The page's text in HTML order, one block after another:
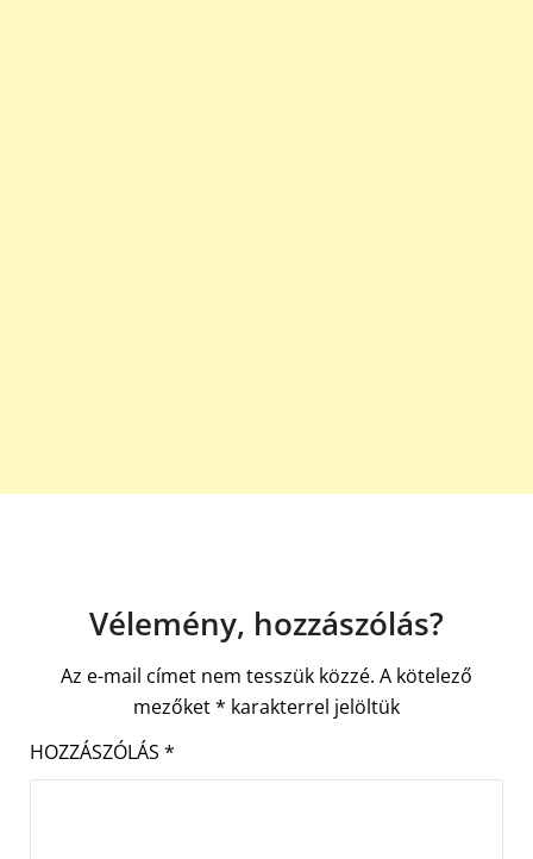
Vélemény, hozzászólás?
Az e-mail címet nem tesszük közzé. A kötelező
mezőket* karakterrel jelöltük
HOZZÁSZÓLÁS *